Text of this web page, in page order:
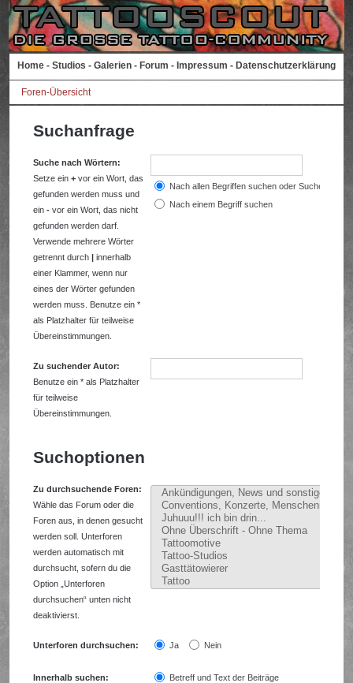
Home - Studios - Galerien - Forum - Impressum - Datenschutzerklärung
Foren-Übersicht
Suchanfrage
Suche nach Wörtern:
Setze ein+ vor ein Wort, das
gefunden werden muss und
ein- vor ein Wort, das nicht
gefunden werden darf.
Verwende mehrere Wörter
getrennt durch| innerhalb
einer Klammer, wenn nur
eines der Wörter gefunden
werden muss. Benutze ein *
als Platzhalter für teilweise
Übereinstimmungen.
Nach allen Begriffen suchen oder Suche wie
Nach einem Begriff suchen
Zu suchender Autor:
Benutze ein * als Platzhalter
für teilweise
Übereinstimmungen.
Suchoptionen
Zu durchsuchende Foren:
Wähle das Forum oder die
Foren aus, in denen gesucht
werden soll. Unterforen
werden automatisch mit
durchsucht, sofern du die
Option „Unterforen
durchsuchen“ unten nicht
deaktivierst.
Unterforen durchsuchen: Ja Nein
Innerhalb suchen:
Betreff und Text der Beiträge